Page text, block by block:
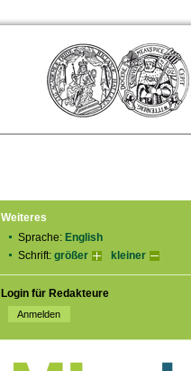
Weiteres
Sprache: English
Schrift: größer kleiner
Login für Redakteure